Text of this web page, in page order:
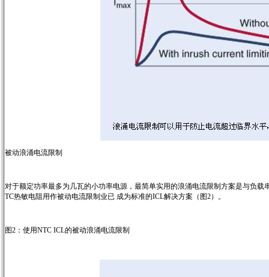
被动浪涌电流限制
对于额定功率最多为几瓦的小功率电源，最简单实用的浪涌电流限制方案是与负
TC热敏电阻用作被动电流限制业已 成为标准的ICL解决方案（图2）。
图2：使用NTC ICL的被动浪涌电流限制